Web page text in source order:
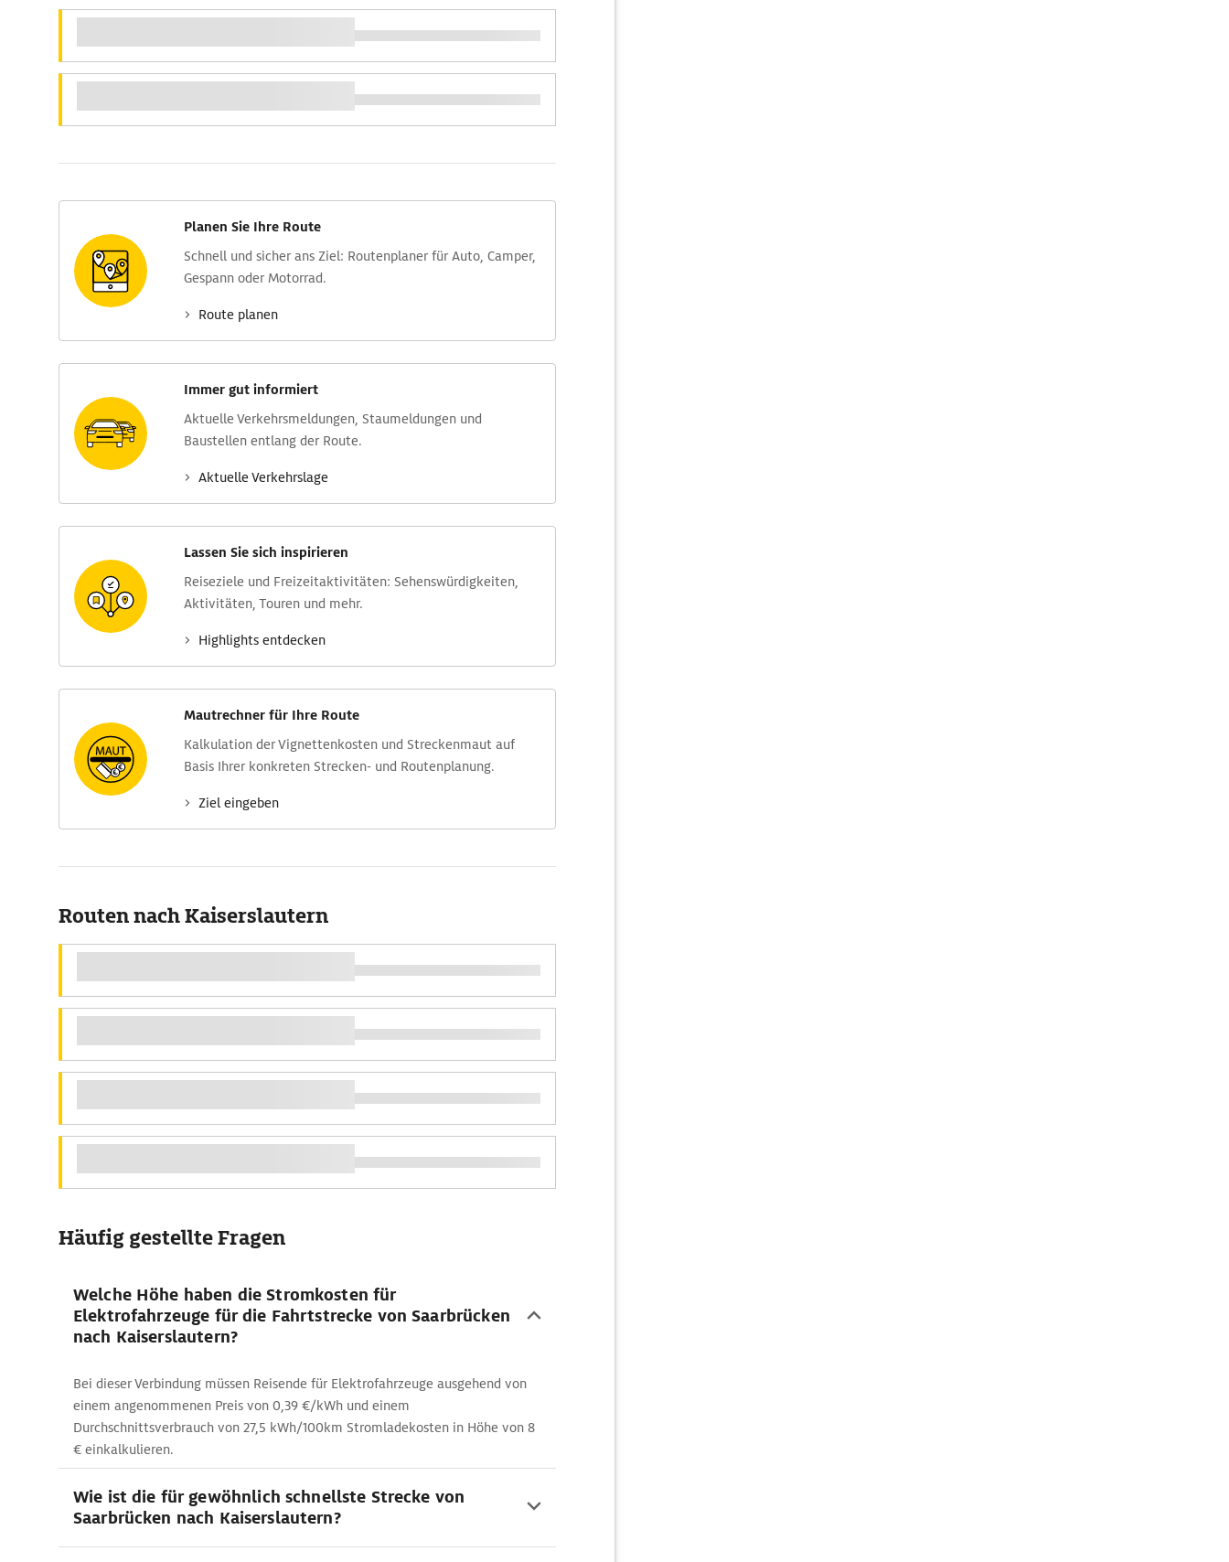
Planen Sie Ihre Route
Schnell und sicher ans Ziel: Routen­planer für Auto, Camper,
Gespann oder Motorrad.
Route planen
Immer gut informiert
Aktuelle Verkehrs­meldungen, Stau­meldungen und
Baustellen entlang der Route.
Aktuelle Verkehrs­lage
Lassen Sie sich inspirieren
Reise­ziele und Freizeit­aktivitäten: Sehens­würdig­keiten,
Aktivitäten, Touren und mehr.
Highlights entdecken
Mautrechner für Ihre Route
Kalkulation der Vignettenkosten und Streckenmaut auf
Basis Ihrer konkreten Strecken- und Routenplanung.
Ziel eingeben
Routen nach Kaiserslautern
Häufig gestellte Fragen
Welche Höhe haben die Stromkosten für
Elektrofahrzeuge für die Fahrtstrecke von Saarbrücken
nach Kaiserslautern?
Bei dieser Verbindung müssen Reisende für Elektrofahrzeuge ausgehend von
einem angenommenen Preis von 0,39 €/kWh und einem
Durchschnittsverbrauch von 27,5 kWh/100km Stromladekosten in Höhe von 8
€ einkalkulieren.
Wie ist die für gewöhnlich schnellste Strecke von
Saarbrücken nach Kaiserslautern?